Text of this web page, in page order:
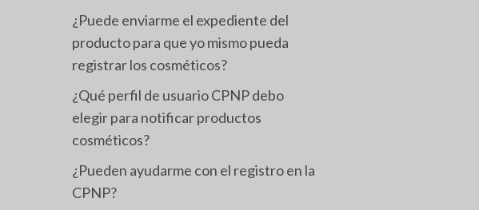
¿Puede enviarme el expediente del
producto para que yo mismo pueda
registrar los cosméticos?
¿Qué perfil de usuario CPNP debo
elegir para notificar productos
cosméticos?
¿Pueden ayudarme con el registro en la
CPNP?